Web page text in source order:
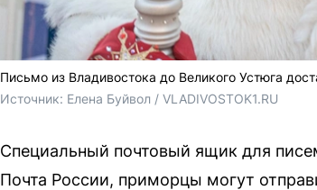
Письмо из Владивостока до Великого Устюга
Источник: Елена Буйвол / VLADIVOSTOK1.RU
Специальный почтовый ящик для
Почта России, приморцы могут